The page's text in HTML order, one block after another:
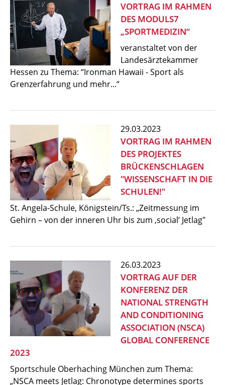
VORTRAG IM RAHMEN
DES MODULS7
„SPORTMEDIZIN“
veranstaltet von der
Landesärztekammer
Hessen zu Thema: “Ironman Hawaii - Sport als
Grenzerfahrung und mehr...“
29.03.2023
VORTRAG IM RAHMEN
DES PROJEKTES
BRÜCKENSCHLAGEN
"WISSENSCHAFT IN DIE
SCHULEN!"
St. Angela-Schule, Königstein/Ts.: „Zeitmessung im
Gehirn – von der inneren Uhr bis zum ‚social‘ Jetlag"
26.03.2023
VORTRAG AUF DER
KONFERENZ DER
NATIONAL STRENGTH
AND CONDITIONING
ASSOCIATION (NSCA)
GLOBAL CONFERENCE
2023
Sportschule Oberhaching München zum Thema:
„NSCA meets Jetlag: Chronotype determines sports